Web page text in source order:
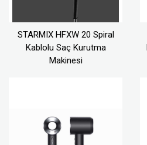
STARMIX HFXW 20 Spiral
Kablolu Saç Kurutma
Makinesi